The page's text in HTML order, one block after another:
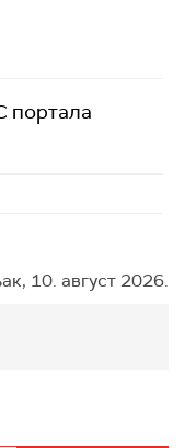
портала
10. август 2026.